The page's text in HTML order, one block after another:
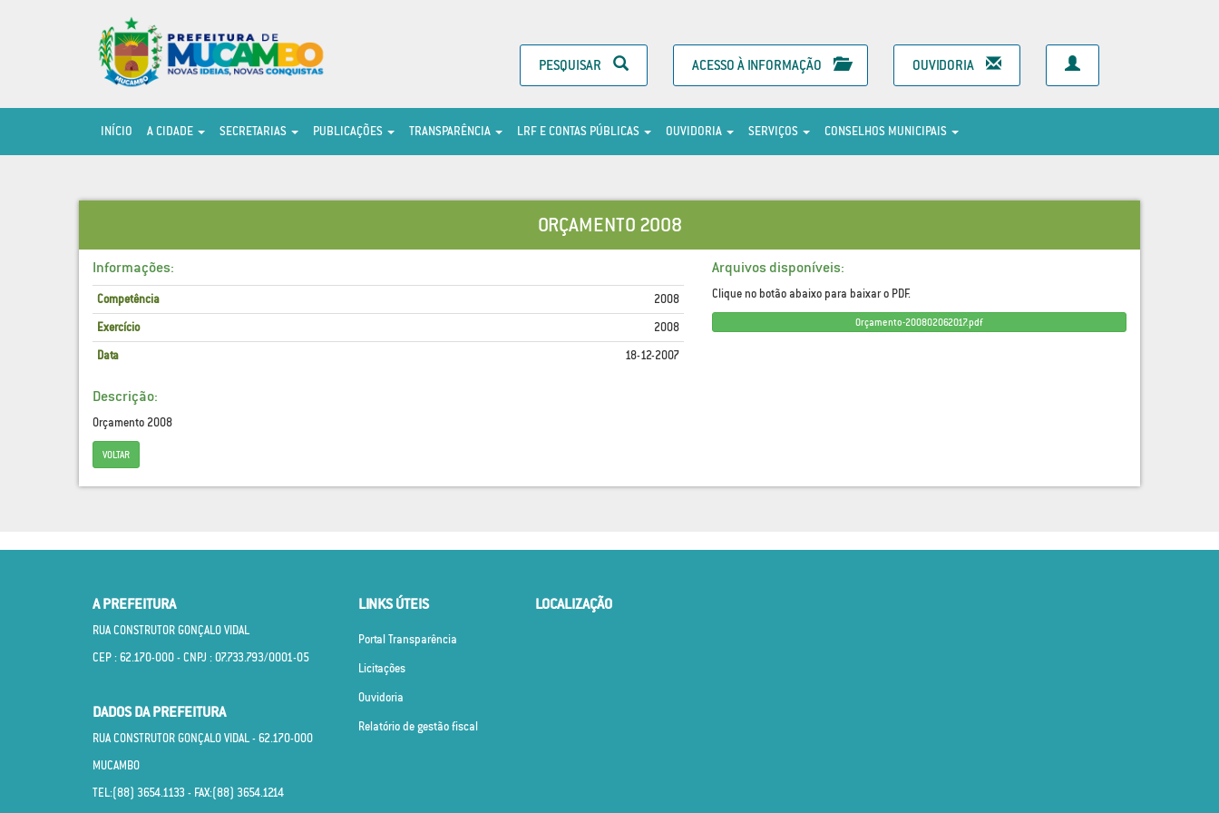
PESQUISAR ACESSO À INFORMAÇÃO OUVIDORIA
INÍCIO A CIDADE SECRETARIAS PUBLICAÇÕES TRANSPARÊNCIA LRF E CONTAS PÚBLICAS OUVIDORIA SERVIÇOS CONSELHOS MUNICIPAIS
ORÇAMENTO 2008
Informações:
Competência 2008
Exercício 2008
Data 18-12-2007
Descrição:
Orçamento 2008
VOLTAR
Arquivos disponíveis:
Clique no botão abaixo para baixar o PDF.
Orçamento-200802062017.pdf
A PREFEITURA
RUA CONSTRUTOR GONÇALO VIDAL
CEP : 62.170­-000 - CNPJ : 07.733.793/0001­-05
DADOS DA PREFEITURA
RUA CONSTRUTOR GONÇALO VIDAL - 62.170­-000
MUCAMBO
TEL:(88) 3654.1133 - FAX:(88) 3654.1214
LINKS ÚTEIS
Portal Transparência
Licitações
Ouvidoria
Relatório de gestão fiscal
LOCALIZAÇÃO